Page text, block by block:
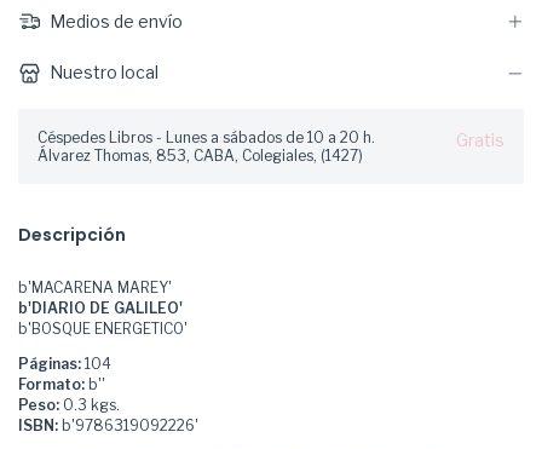
Medios de envío
Nuestro local
Céspedes Libros - Lunes a sábados de 10 a 20 h.
Álvarez Thomas, 853, CABA, Colegiales, (1427)
Gratis
Descripción
b'MACARENA MAREY'
b'DIARIO DE GALILEO'
b'BOSQUE ENERGETICO'
Páginas: 104
Formato: b''
Peso: 0.3 kgs.
ISBN: b'9786319092226'